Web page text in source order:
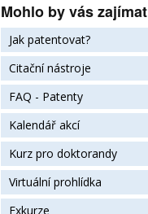
Mohlo by vás zajímat
Jak patentovat?
Citační nástroje
FAQ - Patenty
Kalendář akcí
Kurz pro doktorandy
Virtuální prohlídka
Exkurze